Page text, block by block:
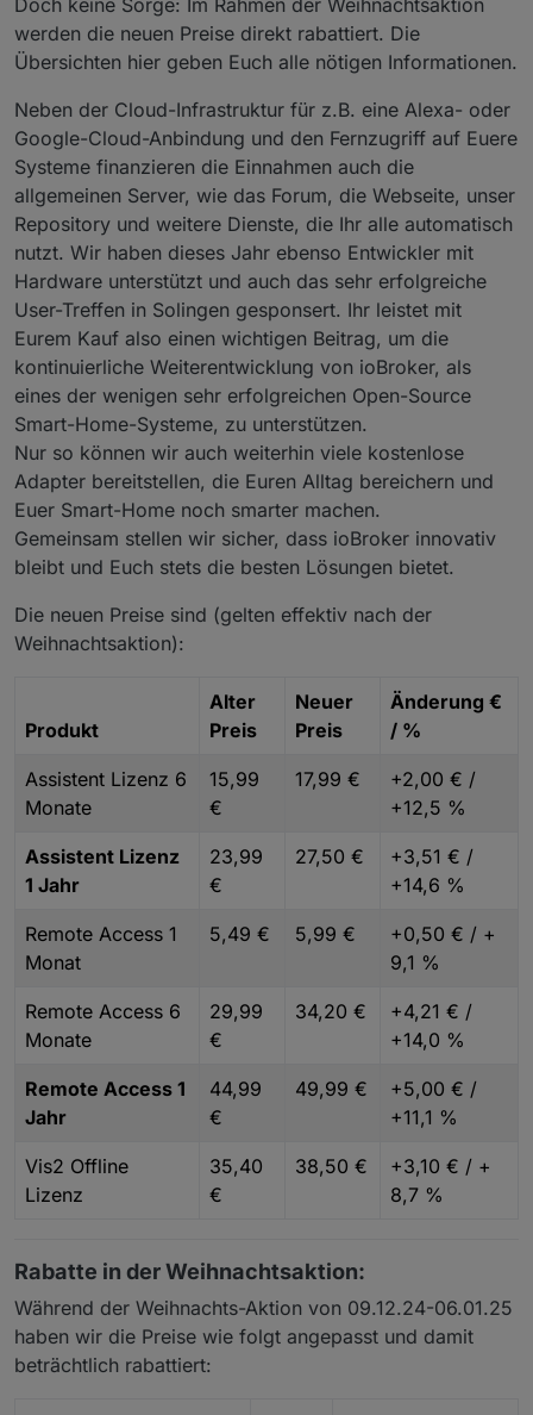
werden die neuen Preise direkt rabattiert. Die
Übersichten hier geben Euch alle nötigen Informationen.
Neben der Cloud-Infrastruktur für z.B. eine Alexa- oder
Google-Cloud-Anbindung und den Fernzugriff auf Euere
Systeme finanzieren die Einnahmen auch die
allgemeinen Server, wie das Forum, die Webseite, unser
Repository und weitere Dienste, die Ihr alle automatisch
nutzt. Wir haben dieses Jahr ebenso Entwickler mit
Hardware unterstützt und auch das sehr erfolgreiche
User-Treffen in Solingen gesponsert. Ihr leistet mit
Eurem Kauf also einen wichtigen Beitrag, um die
kontinuierliche Weiterentwicklung von ioBroker, als
eines der wenigen sehr erfolgreichen Open-Source
Smart-Home-Systeme, zu unterstützen.
Nur so können wir auch weiterhin viele kostenlose
Adapter bereitstellen, die Euren Alltag bereichern und
Euer Smart-Home noch smarter machen.
Gemeinsam stellen wir sicher, dass ioBroker innovativ
bleibt und Euch stets die besten Lösungen bietet.
Die neuen Preise sind (gelten effektiv nach der
Weihnachtsaktion):
Produkt
Alter
Preis
Neuer
Preis
Änderung €
/ %
Assistent Lizenz 6
Monate
15,99
€
17,99 €
+2,00 € /
+12,5 %
Assistent Lizenz
1 Jahr
23,99
€
27,50 €
+3,51 € /
+14,6 %
Remote Access 1
Monat
5,49 € 5,99 €
+0,50 € / +
9,1 %
Remote Access 6
Monate
29,99
€
34,20 €
+4,21 € /
+14,0 %
Remote Access 1
Jahr
44,99
€
49,99 €
+5,00 € /
+11,1 %
Vis2 Offline
Lizenz
35,40
€
38,50 €
+3,10 € / +
8,7 %
Rabatte in der Weihnachtsaktion:
Während der Weihnachts-Aktion von 09.12.24-06.01.25
haben wir die Preise wie folgt angepasst und damit
beträchtlich rabattiert: